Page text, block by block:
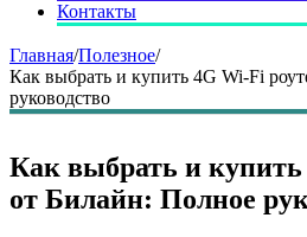
Контакты
Главная/Полезное/
Как выбрать и купить 4G Wi-Fi
руководство
Как выбрать и
от Билайн: Полное